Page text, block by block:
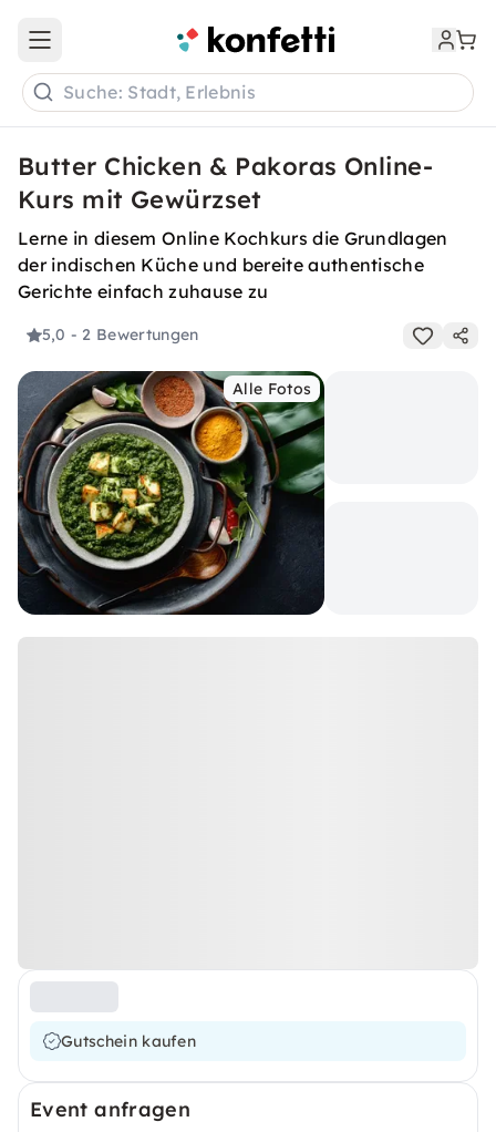
Open main menu
Suche: Stadt, Erlebnis
Butter Chicken & Pakoras Online-
Kurs mit Gewürzset
Lerne in diesem Online Kochkurs die Grundlagen
der indischen Küche und bereite authentische
Gerichte einfach zuhause zu
5,0 - 2 Bewertungen
Alle Fotos
Gutschein kaufen
Event anfragen